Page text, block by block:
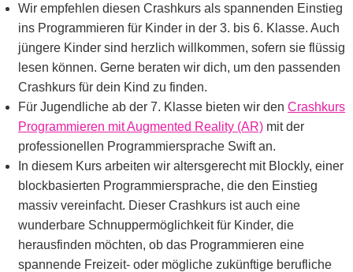
Wir empfehlen diesen Crashkurs als spannenden Einstieg
ins Programmieren für Kinder in der 3. bis 6. Klasse. Auch
jüngere Kinder sind herzlich willkommen, sofern sie flüssig
lesen können. Gerne beraten wir dich, um den passenden
Crashkurs für dein Kind zu finden.
Für Jugendliche ab der 7. Klasse bieten wir den Crashkurs
Programmieren mit Augmented Reality (AR) mit der
professionellen Programmiersprache Swift an.
In diesem Kurs arbeiten wir altersgerecht mit Blockly, einer
blockbasierten Programmiersprache, die den Einstieg
massiv vereinfacht. Dieser Crashkurs ist auch eine
wunderbare Schnuppermöglichkeit für Kinder, die
herausfinden möchten, ob das Programmieren eine
spannende Freizeit- oder mögliche zukünftige berufliche